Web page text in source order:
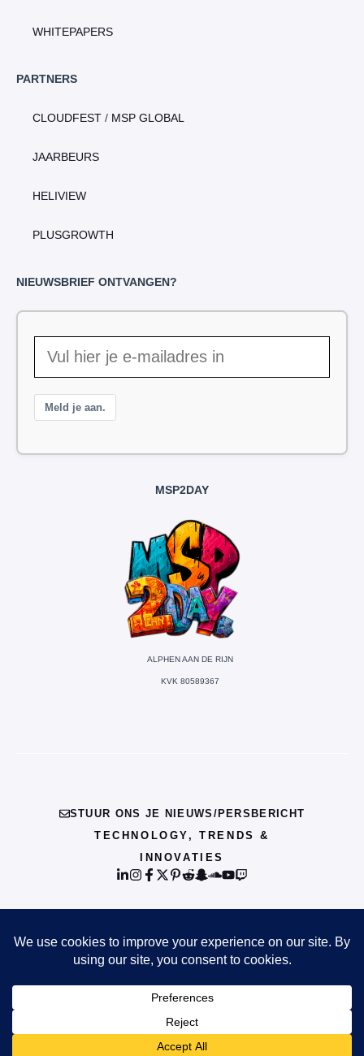
WHITEPAPERS
PARTNERS
CLOUDFEST / MSP GLOBAL
JAARBEURS
HELIVIEW
PLUSGROWTH
NIEUWSBRIEF ONTVANGEN?
Meld je aan.
MSP2DAY
ALPHEN AAN DE RIJN
KVK 80589367
STUUR ONS JE NIEUWS/PERSBERICHT
TECHNOLOGY, TRENDS &
INNOVATIES
TERMS OF SERVICE